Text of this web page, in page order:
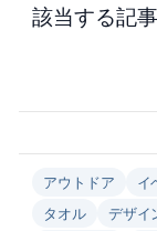
該当する記
アウトドア イ
タオル
デザイ